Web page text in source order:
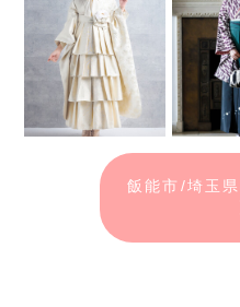
飯能市/埼玉